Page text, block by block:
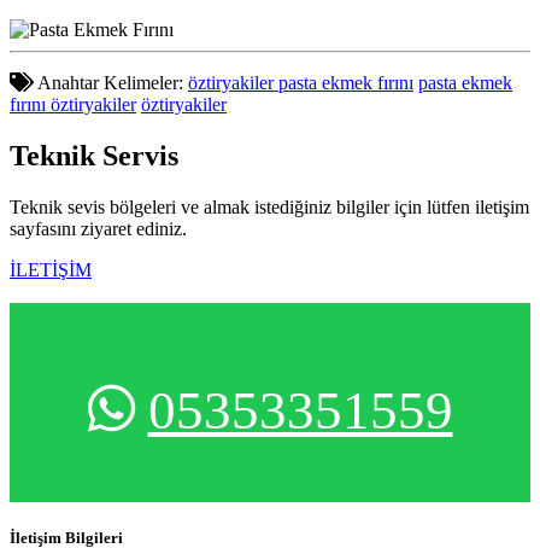
Anahtar Kelimeler: öztiryakiler pasta ekmek fırını pasta ekmek
fırını öztiryakiler öztiryakiler
Teknik Servis
Teknik sevis bölgeleri ve almak istediğiniz bilgiler için lütfen iletişim
sayfasını ziyaret ediniz.
İLETİŞİM
05353351559
İletişim Bilgileri